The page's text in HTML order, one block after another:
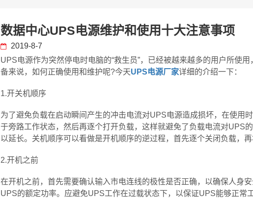
数据中心UPS电源维护和使用十大注意事项
2019-8-7
UPS电源作为突然停电时电脑的“救生员”，已经被越来越多的用户所使
备来说，如何正确使用和维护呢?今天UPS电源厂家详细的介绍一下：
1.开关机顺序
为了避免负载在启动瞬间产生的冲击电流对UPS电源造成损坏，在使用
于旁路工作状态，然后再逐个打开负载，这样就避免了负载电流对UPS
以延长。关机顺序可以看做是开机顺序的逆过程，首先逐个关闭负载，再
2.开机之前
在开机之前，首先需要确认输入市电连线的极性是否正确，以确保人身
UPS的额定功率。应避免UPS工作在过载状态下，以保证UPS能够正常工